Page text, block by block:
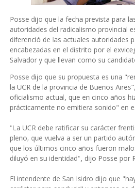
Posse dijo que la fecha prevista para
autoridades del radicalismo provincial
diferenció de las actuales autoridades
encabezadas en el distrito por el
Salvador y que llevan como su
Posse dijo que su propuesta es una
la UCR de la provincia de Buenos
oficialismo actual, que en cinco años
prácticamente no emitiera sonido" en
"La UCR debe ratificar su carácter
pleno, que vuelva a ser un partido
que los últimos cinco años fueron
diluyó en su identidad", dijo Posse por
El intendente de San Isidro dijo que